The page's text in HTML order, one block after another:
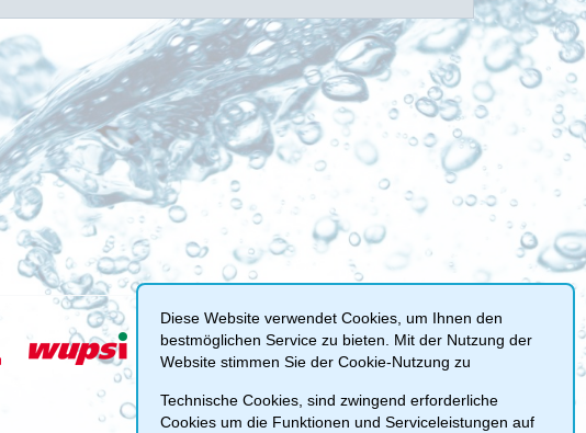
Diese Website verwendet Cookies, um Ihnen den
bestmöglichen Service zu bieten. Mit der Nutzung der
Website stimmen Sie der Cookie-Nutzung zu
Technische Cookies, sind zwingend erforderliche
Cookies um die Funktionen und Serviceleistungen auf